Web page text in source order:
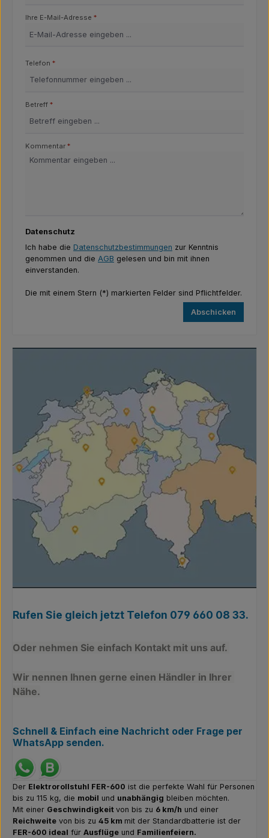
Ihre E-Mail-Adresse *
Telefon *
Betreff *
Kommentar *
Datenschutz
Ich habe die Datenschutzbestimmungen zur Kenntnis
genommen und die AGB gelesen und bin mit ihnen
einverstanden.
Die mit einem Stern (*) markierten Felder sind Pflichtfelder.
Abschicken
Rufen Sie gleich jetzt Telefon 079 660 08 33.
Oder nehmen Sie einfach Kontakt mit uns auf.
Wir nennen Ihnen gerne einen Händler in Ihrer
Nähe.
Schnell & Einfach eine Nachricht oder Frage per
WhatsApp senden.
Der Elektrorollstuhl FER-600 ist die perfekte Wahl für Personen
bis zu 115 kg, die mobil und unabhängig bleiben möchten.
Mit einer Geschwindigkeit von bis zu 6 km/h und einer
Reichweite von bis zu 45 km mit der Standardbatterie ist der
FER-600 ideal für Ausflüge und Familienfeiern.